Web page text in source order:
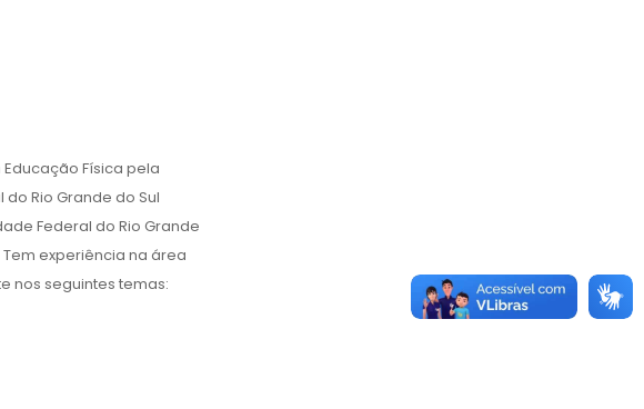
Física pela
Rio Grande do Sul
Federal do Rio Grande
experiência na área
nos seguintes temas: